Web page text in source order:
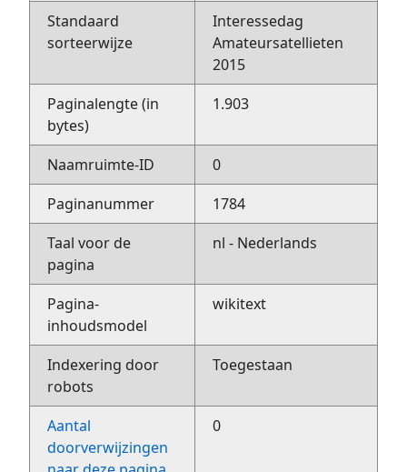
Standaard
sorteerwijze
Interessedag
Amateursatellieten
2015
Paginalengte (in
bytes)
1.903
Naamruimte-ID
0
Paginanummer
1784
Taal voor de
pagina
nl - Nederlands
Pagina-
inhoudsmodel
wikitext
Indexering door
robots
Toegestaan
Aantal
doorverwijzingen
0